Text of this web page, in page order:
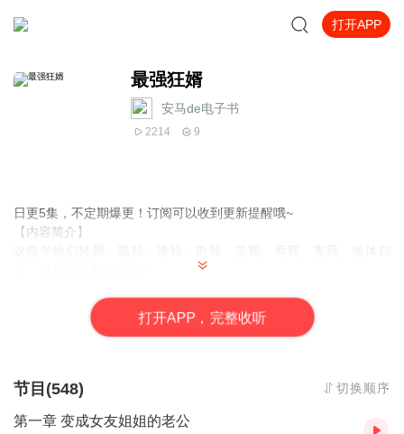
打开APP
最强狂婿
安马de电子书
2214 9
日更5集，不定期爆更！订阅可以收到更新提醒哦~
【内容简介】
作者：风雨霜雪
我是安马小说的AI主播，更新稳定，为您播讲优质小说~欢迎关注留
打开APP，完整收听
节目(548) 切换顺序
第一章 变成女友姐姐的老公